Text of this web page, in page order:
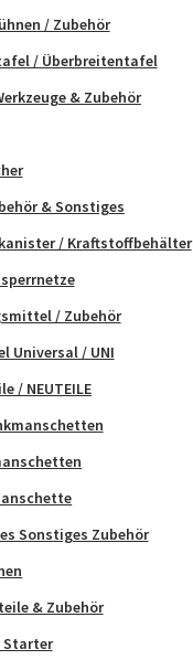
/ Zubehör
/ Überbreitentafel
& Zubehör
& Sonstiges
/ Kraftstoffbehälter
/ Zubehör
Universal / UNI
/ NEUTEILE
Sonstiges Zubehör
& Zubehör
Starter